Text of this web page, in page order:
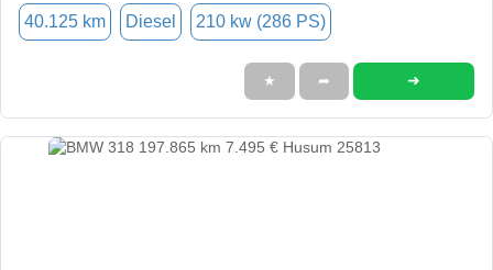
40.125 km Diesel 210 kw (286 PS)
★ ➦ ➜